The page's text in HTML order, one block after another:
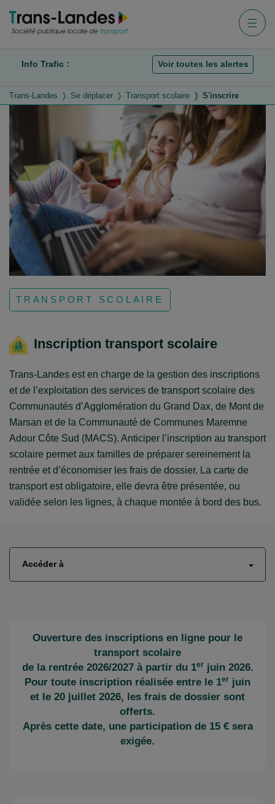
Info Trafic : Voir toutes les alertes
Trans-Landes Se déplacer Transport scolaire S'inscrire
TRANSPORT SCOLAIRE
Inscription transport scolaire
Trans-Landes est en charge de la gestion des inscriptions
et de l’exploitation des services de transport scolaire des
Communautés d’Agglomération du Grand Dax, de Mont de
Marsan et de la Communauté de Communes Maremne
Adour Côte Sud (MACS). Anticiper l’inscription au transport
scolaire permet aux familles de préparer sereinement la
rentrée et d’économiser les frais de dossier. La carte de
transport est obligatoire, elle devra être présentée, ou
validée selon les lignes, à chaque montée à bord des bus.
Accéder à
Ouverture des inscriptions en ligne pour le
transport scolaire
de la rentrée 2026/2027 à partir du 1erjuin 2026.
Pour toute inscription réalisée entre le 1er juin
et le 20 juillet 2026, les frais de dossier sont
offerts.
Après cette date, une participation de 15 € sera
exigée.